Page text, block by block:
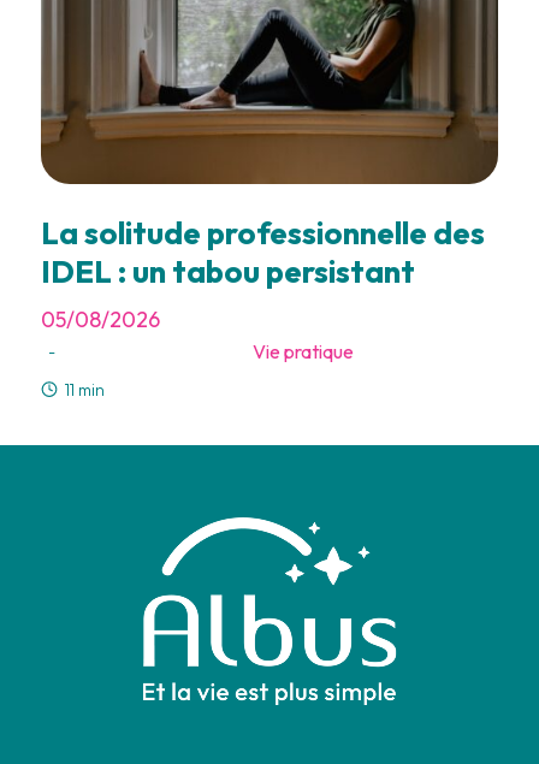
La solitude professionnelle des
IDEL : un tabou persistant
05/08/2026
- Vie pratique
11 min